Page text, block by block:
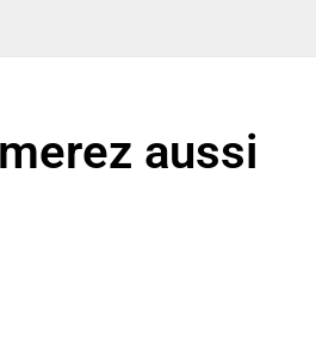
aussi